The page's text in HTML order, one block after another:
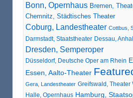
Bonn, Opernhaus Bremen,
Chemnitz, Städtisches Theater
Coburg, Landestheater Cottbus,
Darmstadt, Staatstheater Dessau,
Dresden, Semperoper
Düsseldorf, Deutsche Oper am Rhein
Essen, Aalto-Theater
Gera, Landestheater Greifswald, Theater
Halle, Opernhaus Hamburg,